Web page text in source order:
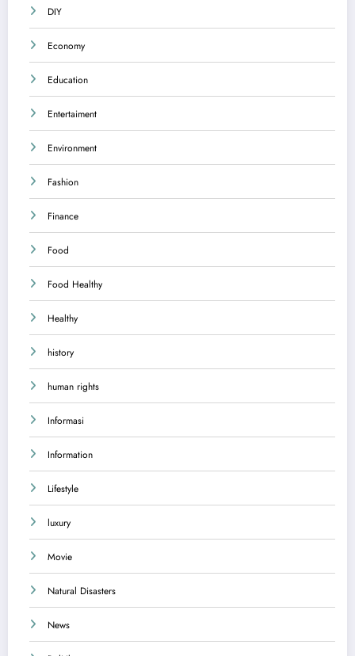
DIY
Economy
Education
Entertaiment
Environment
Fashion
Finance
Food
Food Healthy
Healthy
history
human rights
Informasi
Information
Lifestyle
luxury
Movie
Natural Disasters
News